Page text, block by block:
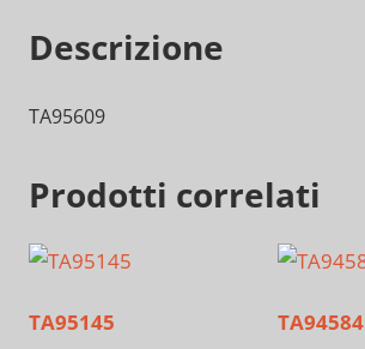
Descrizione
TA95609
Prodotti correlati
TA95145 TA94584